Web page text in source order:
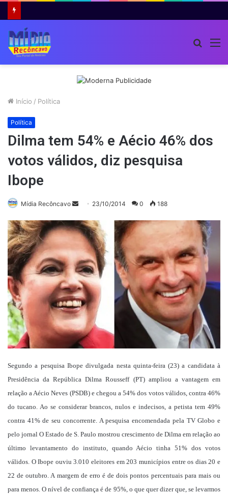
Início / Política
Política
Dilma tem 54% e Aécio 46% dos
votos válidos, diz pesquisa
Ibope
Mídia Recôncavo
Mande
e-
mail
23/10/2014 0 188
Segundo a pesquisa Ibope divulgada nesta quinta-feira (23) a candidata à
Presidência da República Dilma Rousseff (PT) ampliou a vantagem em
relação a Aécio Neves (PSDB) e chegou a 54% dos votos válidos, contra 46%
do tucano. Ao se considerar brancos, nulos e indecisos, a petista tem 49%
contra 41% de seu concorrente. A pesquisa encomendada pela TV Globo e
pelo jornal O Estado de S. Paulo mostrou crescimento de Dilma em relação ao
último levantamento do instituto, quando Aécio tinha 51% dos votos
válidos. O Ibope ouviu 3.010 eleitores em 203 municípios entre os dias 20 e
22 de outubro. A margem de erro é de dois pontos percentuais para mais ou
para menos. O nível de confiança é de 95%, o que quer dizer que, se levarmos